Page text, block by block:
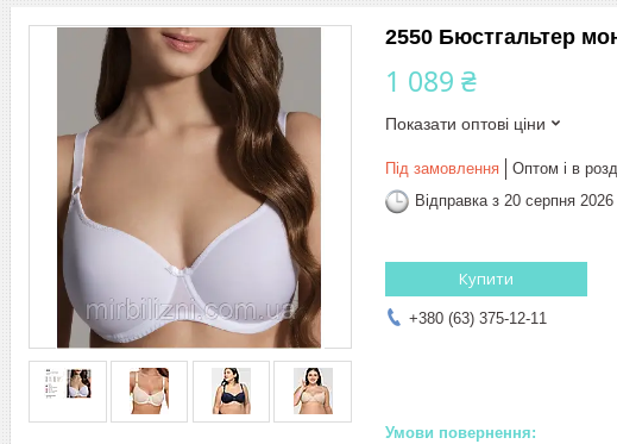
2550 Бюстгальтер
1 089 ₴
Показати оптові ціни
Під замовлення Оптом і в
Відправка з 20 серпня 2026
Купити
+380 (63) 375-12-11